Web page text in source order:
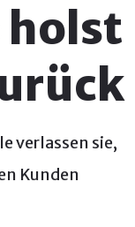
holst
verlassen sie,
Kunden